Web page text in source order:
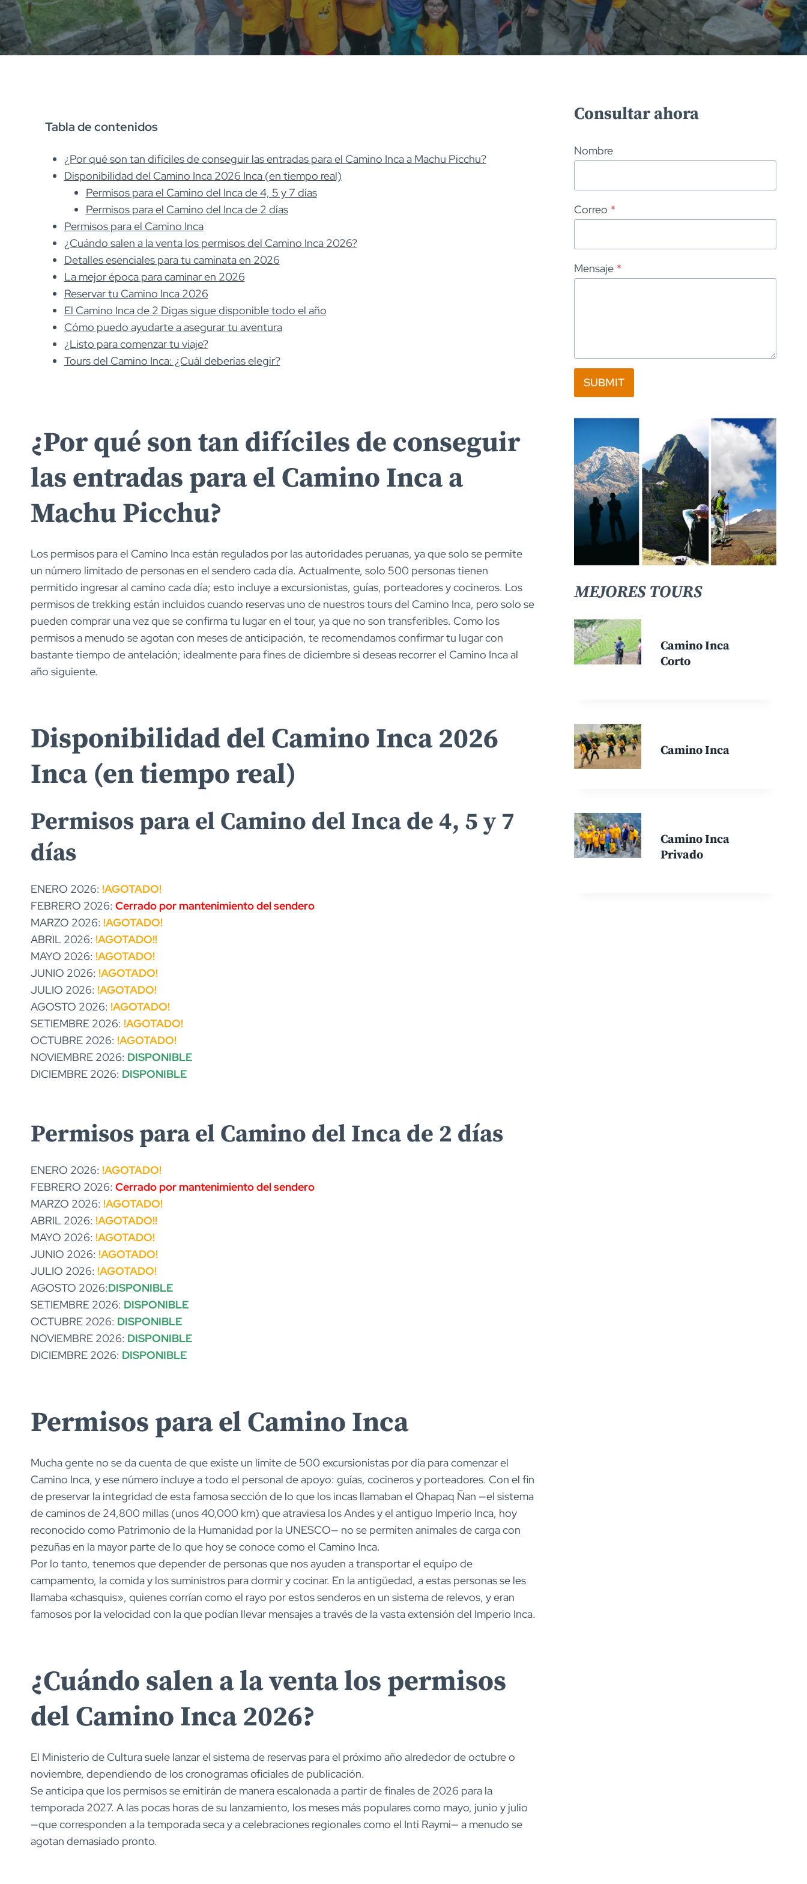
Tabla de contenidos
¿Por qué son tan difíciles de conseguir las entradas para el Camino Inca a Machu Picchu?
Disponibilidad del Camino Inca 2026 Inca (en tiempo real)
Permisos para el Camino del Inca de 4, 5 y 7 días
Permisos para el Camino del Inca de 2 días
Permisos para el Camino Inca
¿Cuándo salen a la venta los permisos del Camino Inca 2026?
Detalles esenciales para tu caminata en 2026
La mejor época para caminar en 2026
Reservar tu Camino Inca 2026
El Camino Inca de 2 Digas sigue disponible todo el año
Cómo puedo ayudarte a asegurar tu aventura
¿Listo para comenzar tu viaje?
Tours del Camino Inca: ¿Cuál deberías elegir?
¿Por qué son tan difíciles de conseguir
las entradas para el Camino Inca a
Machu Picchu?
Los permisos para el Camino Inca están regulados por las autoridades peruanas, ya que solo se permite
un número limitado de personas en el sendero cada día. Actualmente, solo 500 personas tienen
permitido ingresar al camino cada día; esto incluye a excursionistas, guías, porteadores y cocineros. Los
permisos de trekking están incluidos cuando reservas uno de nuestros tours del Camino Inca, pero solo se
pueden comprar una vez que se confirma tu lugar en el tour, ya que no son transferibles. Como los
permisos a menudo se agotan con meses de anticipación, te recomendamos confirmar tu lugar con
bastante tiempo de antelación; idealmente para fines de diciembre si deseas recorrer el Camino Inca al
año siguiente.
Disponibilidad del Camino Inca 2026
Inca (en tiempo real)
Permisos para el Camino del Inca de 4, 5 y 7
días
ENERO 2026: !AGOTADO!
FEBRERO 2026: Cerrado por mantenimiento del sendero
MARZO 2026: !AGOTADO!
ABRIL 2026: !AGOTADO!!
MAYO 2026: !AGOTADO!
JUNIO 2026: !AGOTADO!
JULIO 2026: !AGOTADO!
AGOSTO 2026: !AGOTADO!
SETIEMBRE 2026: !AGOTADO!
OCTUBRE 2026: !AGOTADO!
NOVIEMBRE 2026: DISPONIBLE
DICIEMBRE 2026: DISPONIBLE
Permisos para el Camino del Inca de 2 días
ENERO 2026: !AGOTADO!
FEBRERO 2026: Cerrado por mantenimiento del sendero
MARZO 2026: !AGOTADO!
ABRIL 2026: !AGOTADO!!
MAYO 2026: !AGOTADO!
JUNIO 2026: !AGOTADO!
JULIO 2026: !AGOTADO!
AGOSTO 2026:DISPONIBLE
SETIEMBRE 2026: DISPONIBLE
OCTUBRE 2026: DISPONIBLE
NOVIEMBRE 2026: DISPONIBLE
DICIEMBRE 2026: DISPONIBLE
Permisos para el Camino Inca
Mucha gente no se da cuenta de que existe un límite de 500 excursionistas por día para comenzar el
Camino Inca, y ese número incluye a todo el personal de apoyo: guías, cocineros y porteadores. Con el fin
de preservar la integridad de esta famosa sección de lo que los incas llamaban el Qhapaq Ñan —el sistema
de caminos de 24,800 millas (unos 40,000 km) que atraviesa los Andes y el antiguo Imperio Inca, hoy
reconocido como Patrimonio de la Humanidad por la UNESCO— no se permiten animales de carga con
pezuñas en la mayor parte de lo que hoy se conoce como el Camino Inca.
Por lo tanto, tenemos que depender de personas que nos ayuden a transportar el equipo de
campamento, la comida y los suministros para dormir y cocinar. En la antigüedad, a estas personas se les
llamaba «chasquis», quienes corrían como el rayo por estos senderos en un sistema de relevos, y eran
famosos por la velocidad con la que podían llevar mensajes a través de la vasta extensión del Imperio Inca.
¿Cuándo salen a la venta los permisos
del Camino Inca 2026?
El Ministerio de Cultura suele lanzar el sistema de reservas para el próximo año alrededor de octubre o
noviembre, dependiendo de los cronogramas oficiales de publicación.
Se anticipa que los permisos se emitirán de manera escalonada a partir de finales de 2026 para la
temporada 2027. A las pocas horas de su lanzamiento, los meses más populares como mayo, junio y julio
—que corresponden a la temporada seca y a celebraciones regionales como el Inti Raymi— a menudo se
agotan demasiado pronto.
Consultar ahora
Nombre
Correo *
Mensaje *
SUBMIT
MEJORES TOURS
Camino Inca
Corto
Camino Inca
Camino Inca
Privado